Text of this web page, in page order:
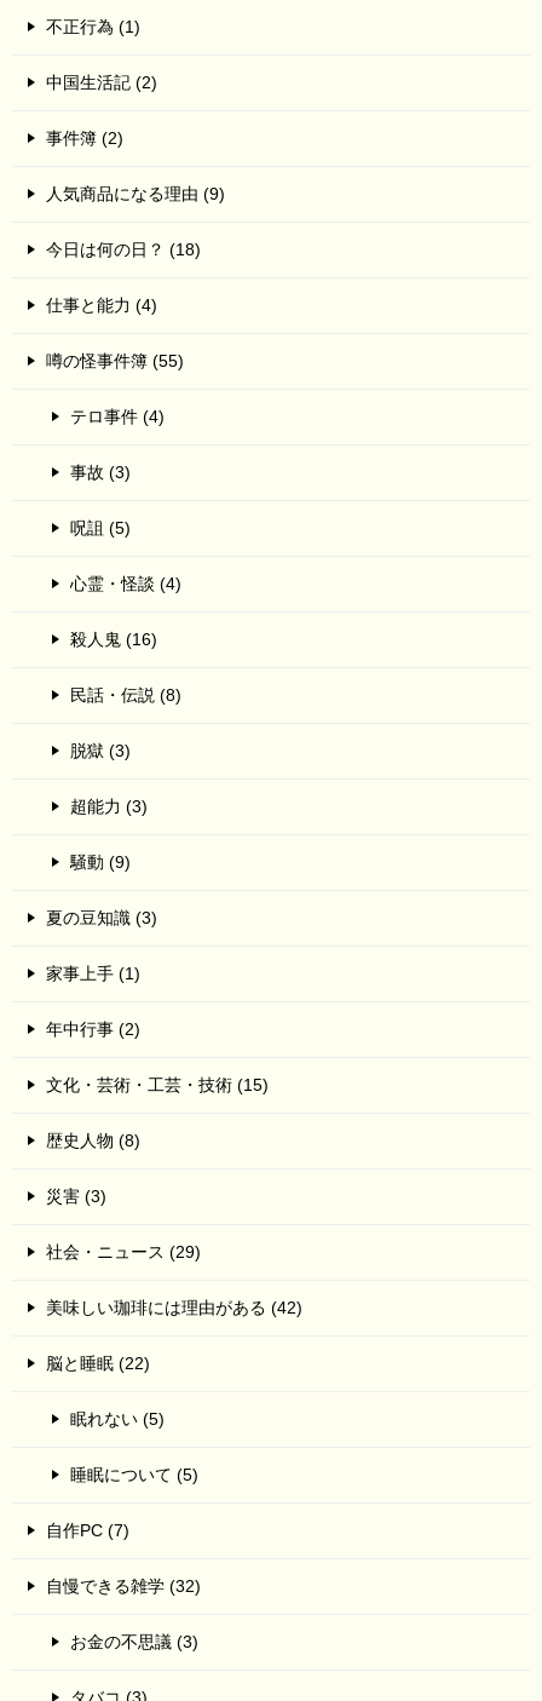
不正行為 (1)
中国生活記 (2)
事件簿 (2)
人気商品になる理由 (9)
今日は何の日？ (18)
仕事と能力 (4)
噂の怪事件簿 (55)
テロ事件 (4)
事故 (3)
呪詛 (5)
心霊・怪談 (4)
殺人鬼 (16)
民話・伝説 (8)
脱獄 (3)
超能力 (3)
騒動 (9)
夏の豆知識 (3)
家事上手 (1)
年中行事 (2)
文化・芸術・工芸・技術 (15)
歴史人物 (8)
災害 (3)
社会・ニュース (29)
美味しい珈琲には理由がある (42)
脳と睡眠 (22)
眠れない (5)
睡眠について (5)
自作PC (7)
自慢できる雑学 (32)
お金の不思議 (3)